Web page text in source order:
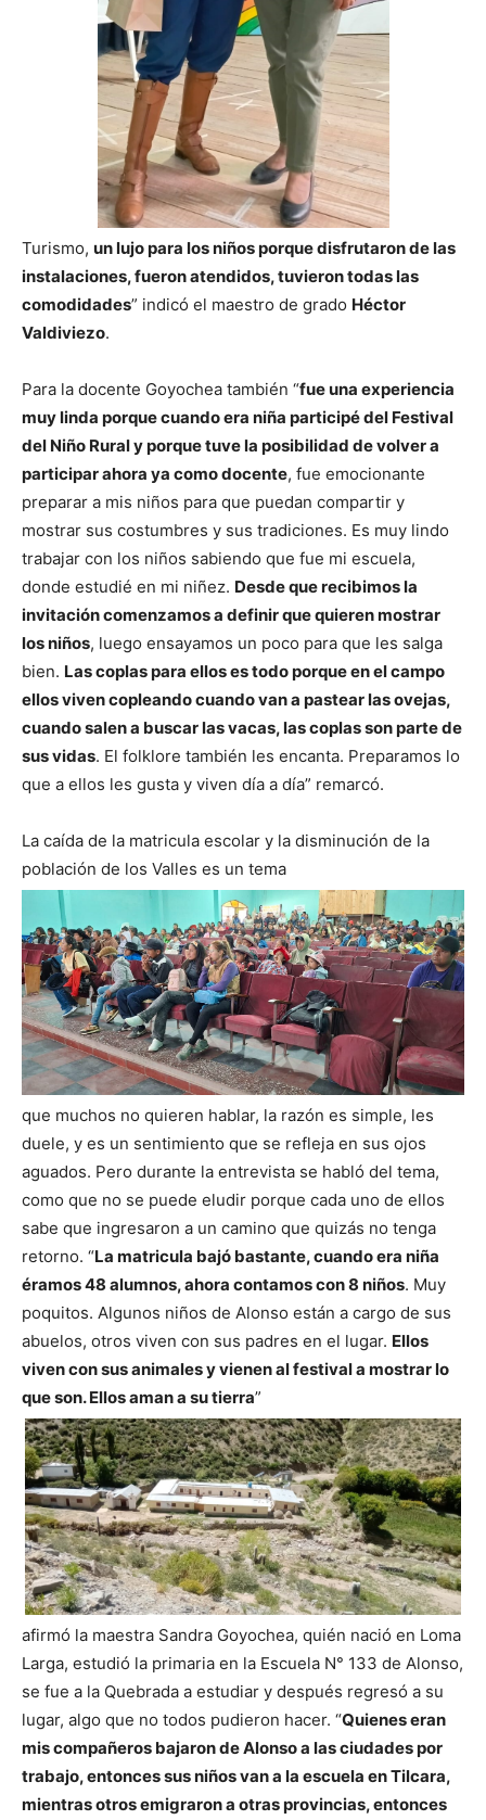
Turismo, un lujo para los niños porque disfrutaron de las
instalaciones, fueron atendidos, tuvieron todas las
comodidades” indicó el maestro de grado Héctor
Valdiviezo.
Para la docente Goyochea también “fue una experiencia
muy linda porque cuando era niña participé del Festival
del Niño Rural y porque tuve la posibilidad de volver a
participar ahora ya como docente, fue emocionante
preparar a mis niños para que puedan compartir y
mostrar sus costumbres y sus tradiciones. Es muy lindo
trabajar con los niños sabiendo que fue mi escuela,
donde estudié en mi niñez. Desde que recibimos la
invitación comenzamos a definir que quieren mostrar
los niños, luego ensayamos un poco para que les salga
bien. Las coplas para ellos es todo porque en el campo
ellos viven copleando cuando van a pastear las ovejas,
cuando salen a buscar las vacas, las coplas son parte de
sus vidas. El folklore también les encanta. Preparamos lo
que a ellos les gusta y viven día a día” remarcó.
La caída de la matricula escolar y la disminución de la
población de los Valles es un tema
que muchos no quieren hablar, la razón es simple, les
duele, y es un sentimiento que se refleja en sus ojos
aguados. Pero durante la entrevista se habló del tema,
como que no se puede eludir porque cada uno de ellos
sabe que ingresaron a un camino que quizás no tenga
retorno. “La matricula bajó bastante, cuando era niña
éramos 48 alumnos, ahora contamos con 8 niños. Muy
poquitos. Algunos niños de Alonso están a cargo de sus
abuelos, otros viven con sus padres en el lugar. Ellos
viven con sus animales y vienen al festival a mostrar lo
que son. Ellos aman a su tierra”
afirmó la maestra Sandra Goyochea, quién nació en Loma
Larga, estudió la primaria en la Escuela N° 133 de Alonso,
se fue a la Quebrada a estudiar y después regresó a su
lugar, algo que no todos pudieron hacer. “Quienes eran
mis compañeros bajaron de Alonso a las ciudades por
trabajo, entonces sus niños van a la escuela en Tilcara,
mientras otros emigraron a otras provincias, entonces